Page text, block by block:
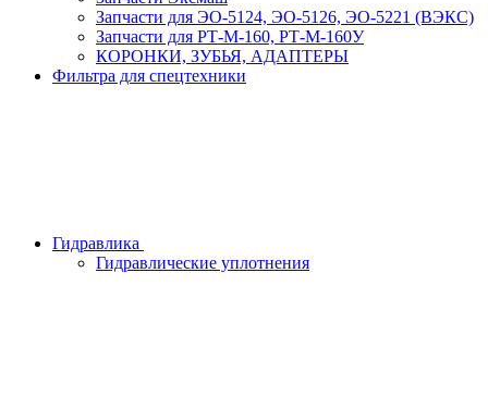
Запчасти для ЭО-5124, ЭО-5126, ЭО-5221 (ВЭКС)
Запчасти для РТ-М-160, РТ-М-160У
КОРОНКИ, ЗУБЬЯ, АДАПТЕРЫ
Фильтра для спецтехники
Гидравлика
Гидравлические уплотнения